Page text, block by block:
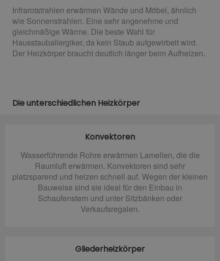
Infrarotstrahlen erwärmen Wände und Möbel, ähnlich
wie Sonnenstrahlen. Eine sehr angenehme und
gleichmäßige Wärme. Die beste Wahl für
Hausstauballergiker, da kein Staub aufgewirbelt wird.
Der Heizkörper braucht deutlich länger beim Aufheizen.
Die unterschiedlichen Heizkörper
Konvektoren
Wasserführende Rohre erwärmen Lamellen, die die
Raumluft erwärmen. Konvektoren sind sehr
platzsparend und heizen schnell auf. Wegen der kleinen
Bauweise sind sie ideal für den Einbau in
Schaufenstern und unter Sitzbänken oder
Verkaufsregalen.
Gliederheizkörper